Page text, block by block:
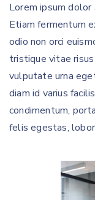
Lorem ipsum
Etiam fermentum
odio non orci
tristique vitae risus
vulputate urna
diam id varius
condimentum,
felis egestas,